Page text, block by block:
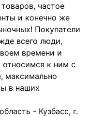
частое
и конечно же
Покупатели
всего люди,
времени и
к ним с
максимально
в наших
- Кузбасс, г.